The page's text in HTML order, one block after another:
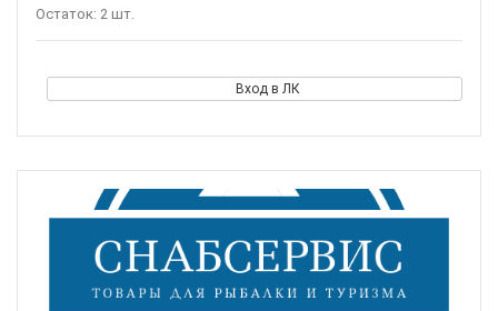
Остаток: 2 шт.
Вход в ЛК